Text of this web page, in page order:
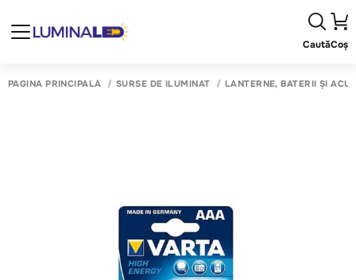
CautăCoș
PAGINA PRINCIPALĂ SURSE DE ILUMINAT LANTERNE, BATERII ȘI